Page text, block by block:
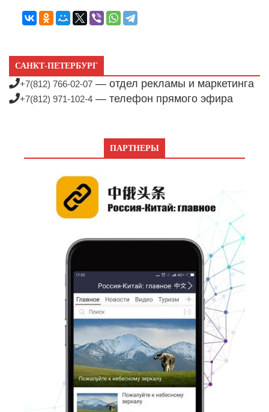
САНКТ-ПЕТЕРБУРГ
+7(812) 766-02-07 — отдел рекламы и маркетинга
+7(812) 971-102-4 — телефон прямого эфира
ПАРТНЕРЫ